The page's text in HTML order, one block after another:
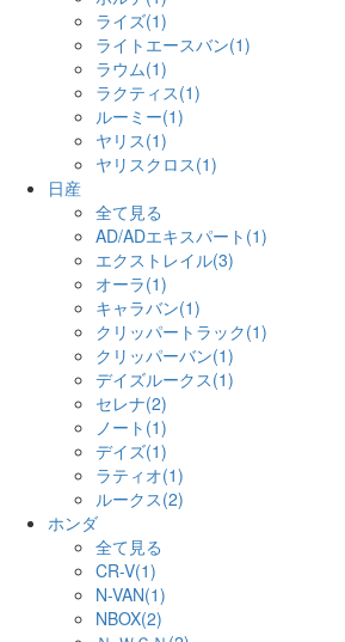
ライズ(1)
ライトエースバン(1)
ラウム(1)
ラクティス(1)
ルーミー(1)
ヤリス(1)
ヤリスクロス(1)
日産
全て見る
AD/ADエキスパート(1)
エクストレイル(3)
オーラ(1)
キャラバン(1)
クリッパートラック(1)
クリッパーバン(1)
デイズルークス(1)
セレナ(2)
ノート(1)
デイズ(1)
ラティオ(1)
ルークス(2)
ホンダ
全て見る
CR-V(1)
N-VAN(1)
NBOX(2)